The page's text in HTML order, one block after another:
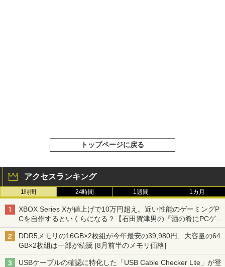
トップページに戻る
アクセスランキング
1時間 24時間 1週間 1カ月
XBOX Series Xが値上げで10万円超え。近い性能のゲーミングP
Cを自作するといくらになる？【石田賀津男の『酒の肴にPCゲ
ーム』】
DDR5メモリの16GB×2枚組が今年最安の39,980円、大容量の64
GB×2枚組は一部が続騰 [8月前半のメモリ価格]
USBケーブルの確認に特化した「USB Cable Checker Lite」が登